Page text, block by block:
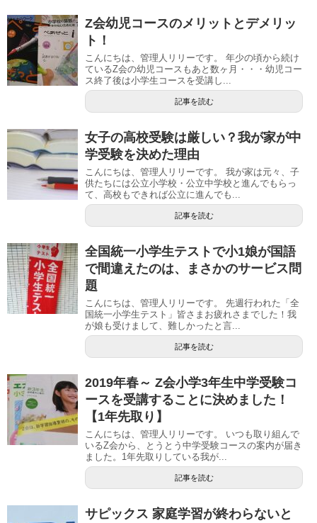
Z会幼児コースのメリットとデメリッ
ト！
こんにちは、管理人リリーです。 年少の頃から続け
ているZ会の幼児コースもあと数ヶ月・・・幼児コー
ス終了後は小学生コースを受講し...
記事を読む
女子の高校受験は厳しい？我が家が中
学受験を決めた理由
こんにちは、管理人リリーです。 我が家は元々、子
供たちには公立小学校・公立中学校と進んでもらっ
て、高校もできれば公立に進んでも...
記事を読む
全国統一小学生テストで小1娘が国語
で間違えたのは、まさかのサービス問
題
こんにちは、管理人リリーです。 先週行われた「全
国統一小学生テスト」皆さまお疲れさまでした！我
が娘も受けまして、難しかったと言...
記事を読む
2019年春～ Z会小学3年生中学受験コ
ースを受講することに決めました！
【1年先取り】
こんにちは、管理人リリーです。 いつも取り組んで
いるZ会から、とうとう中学受験コースの案内が届き
ました。1年先取りしている我が...
記事を読む
サピックス 家庭学習が終わらないと